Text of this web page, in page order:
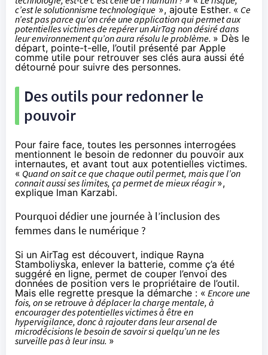
c’est le solutionnisme technologique », ajoute Esther. « Ce
n’est pas parce qu’on crée une application qui permet aux
potentielles victimes de repérer un AirTag non désiré dans
leur environnement qu’on aura résolu le problème. » Dès le
départ, pointe-t-elle, l’outil présenté par Apple
comme utile pour retrouver ses clés aura aussi été
détourné pour suivre des personnes.
Des outils pour redonner le
pouvoir
Pour faire face, toutes les personnes interrogées
mentionnent le besoin de redonner du pouvoir aux
internautes, et avant tout aux potentielles victimes.
« Quand on sait ce que chaque outil permet, mais que l’on
connait aussi ses limites, ça permet de mieux réagir»,
explique lman Karzabi.
Pourquoi dédier une journée à l’inclusion des
femmes dans le numérique ?
Si un AirTag est découvert, indique Rayna
Stamboliyska, enlever la batterie, comme ç’a été
suggéré en ligne, permet de couper l’envoi des
données de position vers le propriétaire de l’outil.
Mais elle regrette presque la démarche : « Encore une
fois, on se retrouve à déplacer la charge mentale, à
encourager des potentielles victimes à être en
hypervigilance, donc à rajouter dans leur arsenal de
microdécisions le besoin de savoir si quelqu’un ne les
surveille pas à leur insu. »